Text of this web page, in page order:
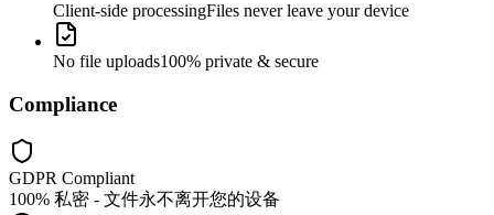
Client-side processingFiles never leave your device
No file uploads100% private & secure
Compliance
GDPR Compliant
100% 私密 - 文件永不离开您的设备